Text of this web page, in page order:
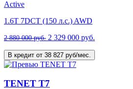
Active
1.6T 7DCT (150 л.с.) AWD
2 880 000 руб. 2 329 000 руб.
В кредит от 38 827 руб/мес.
TENET T7